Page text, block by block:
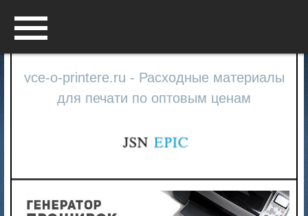
vce-o-printere.ru - Расходные материалы
для печати по оптовым ценам